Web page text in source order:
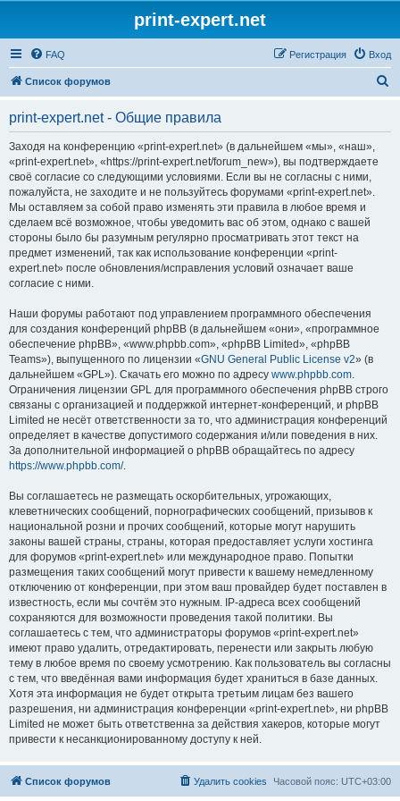
print-expert.net
FAQ Вход
Регистрация
Список форумов
print-expert.net - Общие правила
Заходя на конференцию «print-expert.net» (в дальнейшем «мы», «наш»,
«print-expert.net», «https://print-expert.net/forum_new»), вы подтверждаете
своё согласие со следующими условиями. Если вы не согласны с ними,
пожалуйста, не заходите и не пользуйтесь форумами «print-expert.net».
Мы оставляем за собой право изменять эти правила в любое время и
сделаем всё возможное, чтобы уведомить вас об этом, однако с вашей
стороны было бы разумным регулярно просматривать этот текст на
предмет изменений, так как использование конференции «print-
expert.net» после обновления/исправления условий означает ваше
согласие с ними.
Наши форумы работают под управлением программного обеспечения
для создания конференций phpBB (в дальнейшем «они», «программное
обеспечение phpBB», «www.phpbb.com», «phpBB Limited», «phpBB
Teams»), выпущенного по лицензии «GNU General Public License v2» (в
дальнейшем «GPL»). Скачать его можно по адресу www.phpbb.com.
Ограничения лицензии GPL для программного обеспечения phpBB строго
связаны с организацией и поддержкой интернет-конференций, и phpBB
Limited не несёт ответственности за то, что администрация конференций
определяет в качестве допустимого содержания и/или поведения в них.
За дополнительной информацией о phpBB обращайтесь по адресу
https://www.phpbb.com/.
Вы соглашаетесь не размещать оскорбительных, угрожающих,
клеветнических сообщений, порнографических сообщений, призывов к
национальной розни и прочих сообщений, которые могут нарушить
законы вашей страны, страны, которая предоставляет услуги хостинга
для форумов «print-expert.net» или международное право. Попытки
размещения таких сообщений могут привести к вашему немедленному
отключению от конференции, при этом ваш провайдер будет поставлен в
известность, если мы сочтём это нужным. IP-адреса всех сообщений
сохраняются для возможности проведения такой политики. Вы
соглашаетесь с тем, что администраторы форумов «print-expert.net»
имеют право удалить, отредактировать, перенести или закрыть любую
тему в любое время по своему усмотрению. Как пользователь вы согласны
с тем, что введённая вами информация будет храниться в базе данных.
Хотя эта информация не будет открыта третьим лицам без вашего
разрешения, ни администрация конференции «print-expert.net», ни phpBB
Limited не может быть ответственна за действия хакеров, которые могут
привести к несанкционированному доступу к ней.
Список форумов Часовой пояс: UTC+03:00
Удалить cookies